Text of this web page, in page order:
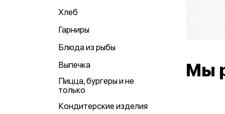
Хлеб
Гарниры
Блюда из рыбы
Выпечка
Пицца, бургеры и не
только
Кондитерские изделия
Мы